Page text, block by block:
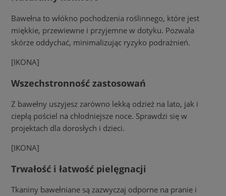
Bawełna to włókno pochodzenia roślinnego, które jest
miękkie, przewiewne i przyjemne w dotyku. Pozwala
skórze oddychać, minimalizując ryzyko podrażnień.
[IKONA]
Wszechstronność zastosowań
Z bawełny uszyjesz zarówno lekką odzież na lato, jak i
ciepłą pościel na chłodniejsze noce. Sprawdzi się w
projektach dla dorosłych i dzieci.
[IKONA]
Trwałość i łatwość pielęgnacji
Tkaniny bawełniane są zazwyczaj odporne na pranie i